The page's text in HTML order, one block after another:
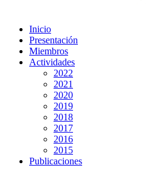
Inicio
Presentación
Miembros
Actividades
2022
2021
2020
2019
2018
2017
2016
2015
Publicaciones